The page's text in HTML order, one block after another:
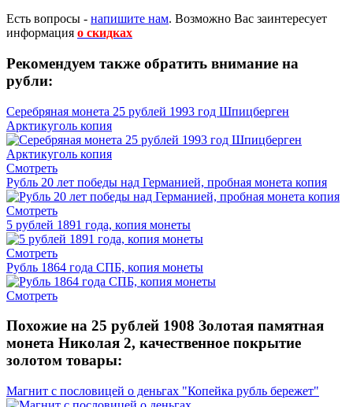
Есть вопросы - напишите нам. Возможно Вас заинтересует
информация о скидках
Рекомендуем также обратить внимание на
рубли:
Серебряная монета 25 рублей 1993 год Шпицберген
Арктикуголь копия
Смотреть
Рубль 20 лет победы над Германией, пробная монета копия
Смотреть
5 рублей 1891 года, копия монеты
Смотреть
Рубль 1864 года СПБ, копия монеты
Смотреть
Похожие на 25 рублей 1908 Золотая памятная
монета Николая 2, качественное покрытие
золотом товары:
Магнит с пословицей о деньгах "Копейка рубль бережет"